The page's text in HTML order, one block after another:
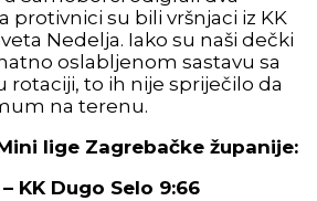
protivnici su bili vršnjaci iz KK
Nedelja. Iako su naši dečki
oslabljenom sastavu sa
rotaciji, to ih nije spriječilo da
na terenu.
lige Zagrebačke županije:
KK Dugo Selo 9:66